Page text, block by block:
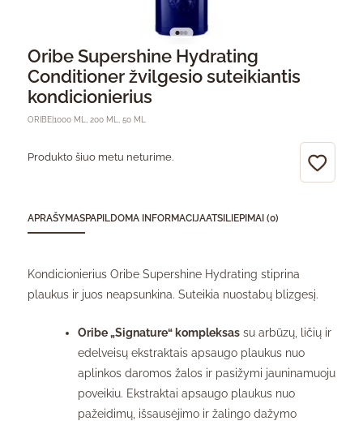
Oribe Supershine Hydrating
Conditioner žvilgesio suteikiantis
kondicionierius
ORIBE1000 ML, 200 ML, 50 ML
Produkto šiuo metu neturime.
APRAŠYMASPAPILDOMA INFORMACIJAATSILIEPIMAI (0)
Kondicionierius Oribe Supershine Hydrating stiprina
plaukus ir juos neapsunkina. Suteikia nuostabų blizgesį.
Oribe „Signature“ kompleksas su arbūzų, ličių ir
edelveisų ekstraktais apsaugo plaukus nuo
aplinkos daromos žalos ir pasižymi jauninamuoju
poveikiu. Ekstraktai apsaugo plaukus nuo
pažeidimų, išsausėjimo ir žalingo dažymo